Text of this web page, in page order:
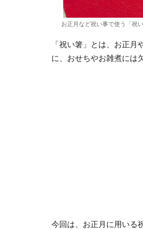
お正月など祝い事で使う「祝
「祝い箸」とは、お正
に、おせちやお雑煮には
今回は、お正月に用いる